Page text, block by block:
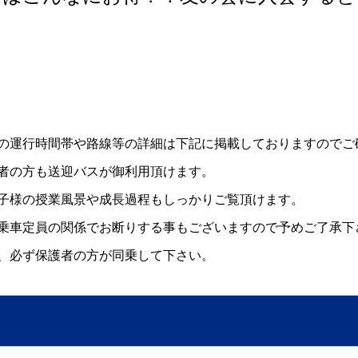
行時間帯や路線等の詳細は下記に掲載しておりますのでご
方も送迎バスが御利用頂けます。
の授業風景や成長過程もしっかりご覧頂けます。
定員の関係でお断りする事もございますので予めご了承下
ず保護者の方が同乗して下さい。